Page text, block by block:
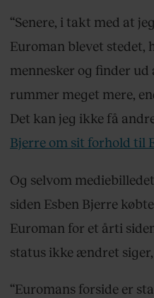
“Senere, i takt med at
Euroman blevet stedet,
mennesker og finder
rummer meget mere,
Det kan jeg ikke få
Bjerre om sit forhold til
Og selvom
siden Esben Bjerre
Euroman for et årti
status ikke ændret
“Euromans forside er